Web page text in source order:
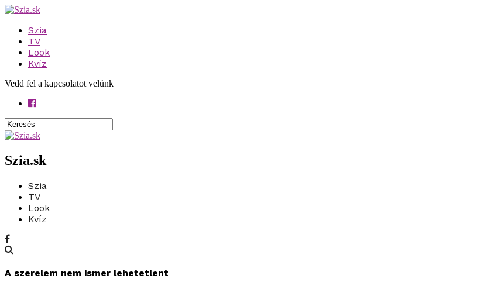
Szia
TV
Look
Kvíz
Vedd fel a kapcsolatot velünk
Szia.sk
Szia
TV
Look
Kvíz
A szerelem nem ismer lehetetlent